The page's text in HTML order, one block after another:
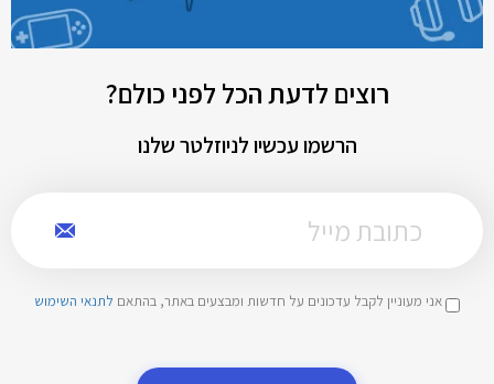
רוצים לדעת הכל לפני כולם?
הרשמו עכשיו לניוזלטר שלנו
אני מעוניין לקבל עדכונים על חדשות ומבצעים באתר, בהתאם לתנאי השימוש